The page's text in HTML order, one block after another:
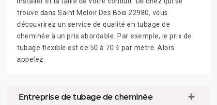
trouve dans Saint Meloir Des Bois 22980, vous
découvrirez un service de qualité en tubage de
cheminée à un prix abordable. Par exemple, le prix de
tubage flexible est de 50 à 70 € par mètre. Alors
appelez
Entreprise de tubage de cheminée